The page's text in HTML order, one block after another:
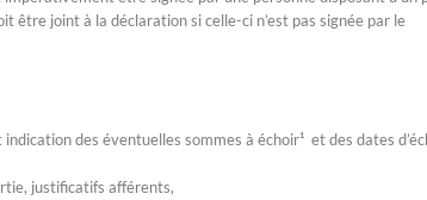
joint à la déclaration si celle-ci n’est pas signée par le
des éventuelles sommes à échoir¹ et des dates
justificatifs afférents,